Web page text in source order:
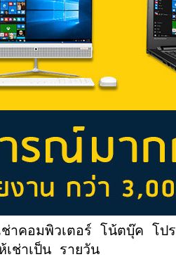
าคอมพิวเตอร์ โน้ตบุ๊ค โ
ช่าเป็น รายวัน